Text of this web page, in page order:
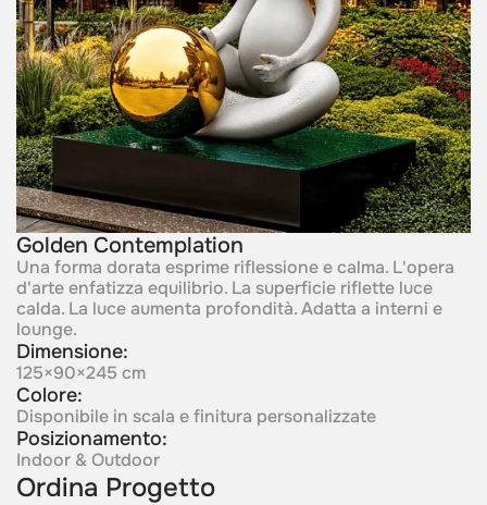
Golden Contemplation
Una forma dorata esprime riflessione e calma. L'opera
d'arte enfatizza equilibrio. La superficie riflette luce
calda. La luce aumenta profondità. Adatta a interni e
lounge.
Dimensione:
125×90×245 cm
Colore:
Disponibile in scala e finitura personalizzate
Posizionamento:
Indoor & Outdoor
Ordina Progetto